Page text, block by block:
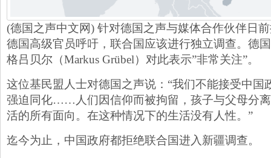
(德国之声中文网) 针对德国之声与媒体合作伙伴日
德国高级官员呼吁，联合国应该进行独立调查。德
格吕贝尔（Markus Grübel）对此表示”非常关注”。
这位基民盟人士对德国之声说：“我们不能接受中国
强迫同化……人们因信仰而被拘留，孩子与父母分
活的所有面向。在这种情况下的生活没有人性。”
迄今为止，中国政府都拒绝联合国进入新疆调查。